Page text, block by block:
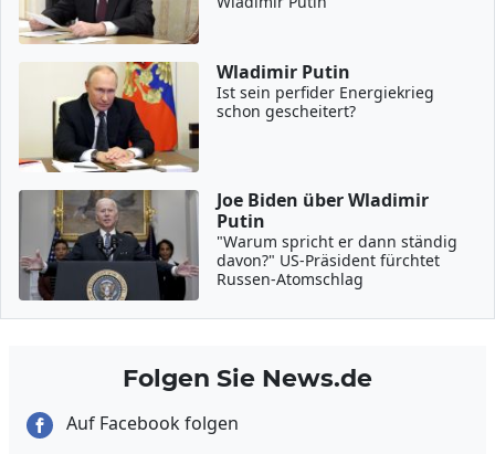
Wladimir Putin
Ist sein perfider Energiekrieg
schon gescheitert?
Joe Biden über Wladimir
Putin
"Warum spricht er dann ständig
davon?" US-Präsident fürchtet
Russen-Atomschlag
Folgen Sie News.de
Auf Facebook folgen